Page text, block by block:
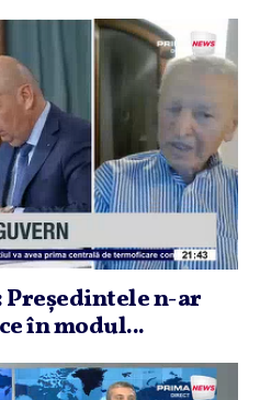
Preşedintele n-ar
în modul...